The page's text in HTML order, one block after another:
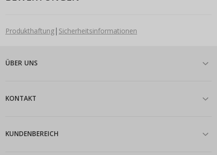
Produkthaftung| Sicherheitsinformationen
ÜBER UNS
KONTAKT
KUNDENBEREICH